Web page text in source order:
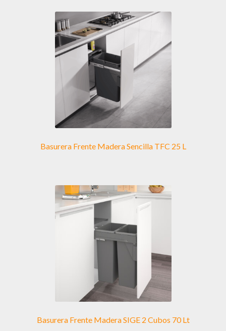
Basurera Frente Madera Sencilla TFC 25 L
Basurera Frente Madera SIGE 2 Cubos 70 Lt